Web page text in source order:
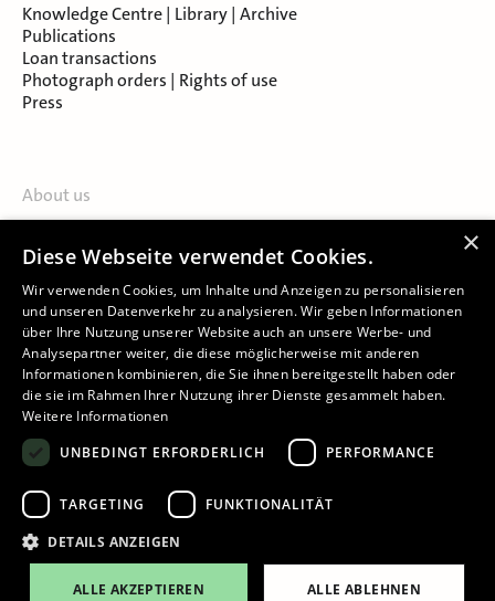
Knowledge Centre | Library | Archive
Publications
Loan transactions
Photograph orders | Rights of use
Press
About us
About Salzburg Museum
Imprint
Privacy Policy
Declaration of accessibility
Cookie-Settings
×
Diese Webseite verwendet Cookies.
Wir verwenden Cookies, um Inhalte und Anzeigen zu personalisieren
und unseren Datenverkehr zu analysieren. Wir geben Informationen
über Ihre Nutzung unserer Website auch an unsere Werbe- und
Analysepartner weiter, die diese möglicherweise mit anderen
Informationen kombinieren, die Sie ihnen bereitgestellt haben oder
die sie im Rahmen Ihrer Nutzung ihrer Dienste gesammelt haben.
Weitere Informationen
UNBEDINGT ERFORDERLICH
PERFORMANCE
TARGETING FUNKTIONALITÄT
DETAILS ANZEIGEN
ALLE AKZEPTIEREN ALLE ABLEHNEN